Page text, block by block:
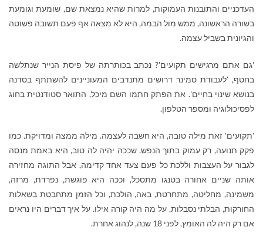
העדכניים והתובנות העמוקות, למרות שהיא נמצאת שם, שומעת וגומעת
בשורה הראשונה, ממש מול הבמה, היא לא מצאה אף פעם תשובה פשוטה
והגיונית בשביל עצמה.
'גם אתם מרגישים תקועים'? נכתב בכותרתה של פיסת הנייר שנתלשה
בחטף, 'לעבודת סמינר דרושים מתנדבים המעוניינים להשתתף בסדנה
בנושא שינוי בחיים'. את הפתק חתמו השם מיכל, התואר סטודנטית בחוג
לפסיכולוגיה ומספר הטלפון.
'תקועים' זאת מילה טובה, היא חשבה לעצמה. מילה ממצה ומדויקת. כמו
פקק תנועה, רק עמוק בתוך הנפש. שככה יהיה לה טוב, היא באמת מנסה
לגבור על העצבות וללכת כל פעם צעד אחד קדימה, אבל התוגה מחזירה
אותה שניים אחורה בטנגו מתסכל, וככה היא פוגשת, נפרדת, מרזה,
משמינה, מחליטה, מתחרטת, באה, הולכת, וכל הזמן מתחבטת בשאלות
החורקות, הבלתי נסבלות, על מה היה קורה אילו. על איך דברים היו נראים
אם רק היה לה האומץ, לפני 18 שנה, לנהוג אחרת.